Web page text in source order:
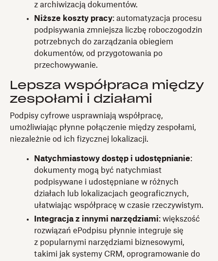
z archiwizacją dokumentów.
Niższe koszty pracy: automatyzacja procesu
podpisywania zmniejsza liczbę roboczogodzin
potrzebnych do zarządzania obiegiem
dokumentów, od przygotowania po
przechowywanie.
Lepsza współpraca między
zespołami i działami
Podpisy cyfrowe usprawniają współpracę,
umożliwiając płynne połączenie między zespołami,
niezależnie od ich fizycznej lokalizacji.
Natychmiastowy dostęp i udostępnianie:
dokumenty mogą być natychmiast
podpisywane i udostępniane w różnych
działach lub lokalizacjach geograficznych,
ułatwiając współpracę w czasie rzeczywistym.
Integracja z innymi narzędziami: większość
rozwiązań ePodpisu płynnie integruje się
z popularnymi narzędziami biznesowymi,
takimi jak systemy CRM, oprogramowanie do